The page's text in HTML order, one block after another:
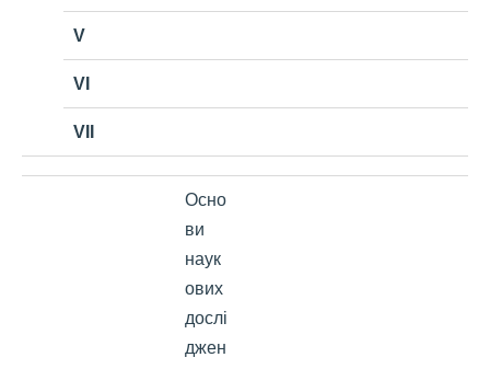
V
VI
VII
Осно
ви
наук
ових
дослі
джен